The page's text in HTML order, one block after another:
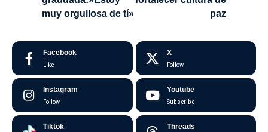
muy orgullosa de tí»
paz
Facebook
Like
X
Follow
Instagram
Follow
Youtube
Subscribe
Tiktok Threads